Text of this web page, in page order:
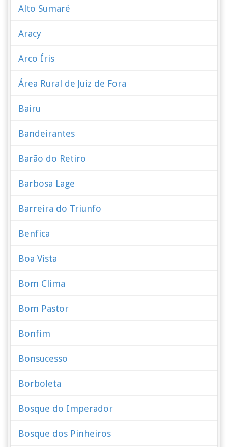
Alto Sumaré
Aracy
Arco Íris
Área Rural de Juiz de Fora
Bairu
Bandeirantes
Barão do Retiro
Barbosa Lage
Barreira do Triunfo
Benfica
Boa Vista
Bom Clima
Bom Pastor
Bonfim
Bonsucesso
Borboleta
Bosque do Imperador
Bosque dos Pinheiros